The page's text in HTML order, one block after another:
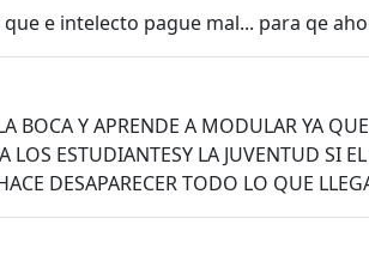
e intelecto pague mal... para qe
BOCA Y APRENDE A MODULAR YA
LOS ESTUDIANTESY LA JUVENTUD SI
DESAPARECER TODO LO QUE